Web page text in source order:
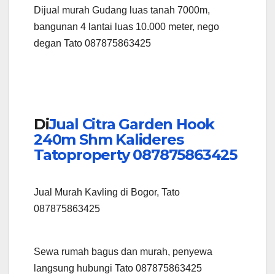
Dijual murah Gudang luas tanah 7000m,
bangunan 4 lantai luas 10.000 meter, nego
degan Tato 087875863425
DiJual Citra Garden Hook
240m Shm Kalideres
Tatoproperty 087875863425
Jual Murah Kavling di Bogor, Tato
087875863425
Sewa rumah bagus dan murah, penyewa
langsung hubungi Tato 087875863425